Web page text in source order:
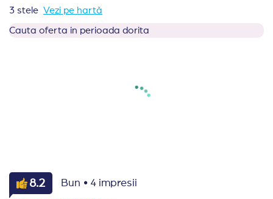
3 stele Vezi pe hartă
Cauta oferta in perioada dorita
8.2 Bun · 4 impresii